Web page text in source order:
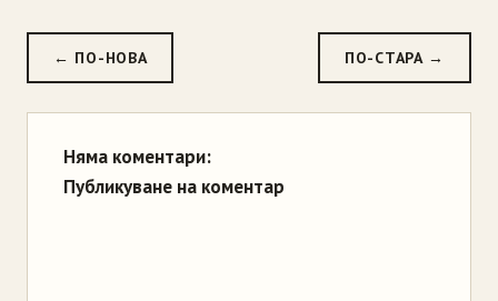
← ПО-НОВА ПО-СТАРА →
Няма коментари:
Публикуване на коментар